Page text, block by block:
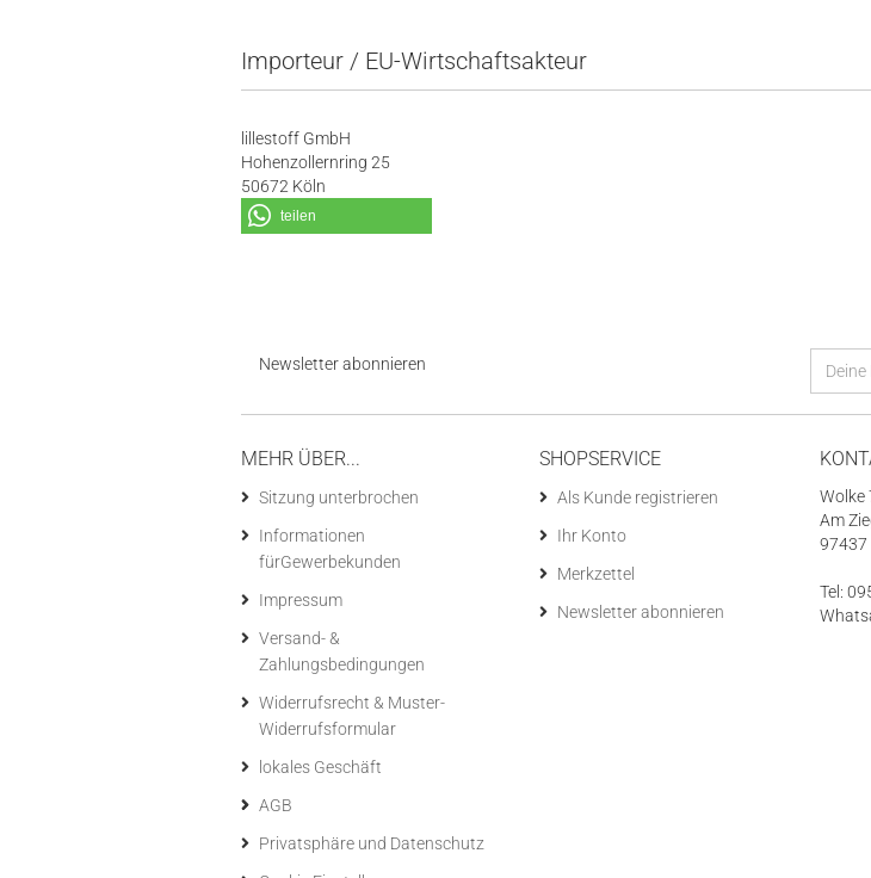
Importeur / EU-Wirtschaftsakteur
lillestoff GmbH
Hohenzollernring 25
50672 Köln
teilen
Newsletter abonnieren
MEHR ÜBER...
Sitzung unterbrochen
Informationen
fürGewerbekunden
Impressum
Versand- &
Zahlungsbedingungen
Widerrufsrecht & Muster-
Widerrufsformular
lokales Geschäft
AGB
Privatsphäre und Datenschutz
SHOPSERVICE
Als Kunde registrieren
Ihr Konto
Merkzettel
Newsletter abonnieren
Wolke
Am
Tel: